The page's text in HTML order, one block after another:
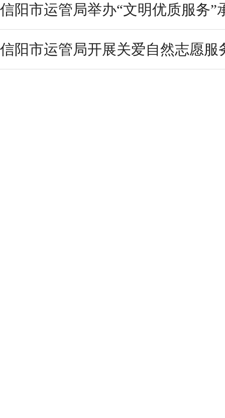
信阳市运管局举办“文明优质服务”
信阳市运管局开展关爱自然志愿服